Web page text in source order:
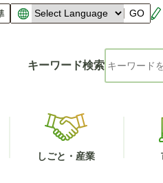
GO
キーワード検索
しごと・産業